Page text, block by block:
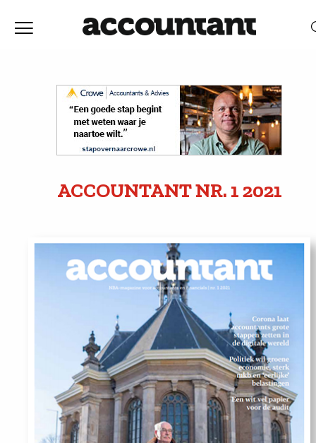
VaktechniekACCOUNTANTNR. 12021
RELEVANTIEDATUM